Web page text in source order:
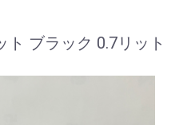
ト ブラック 0.7リット